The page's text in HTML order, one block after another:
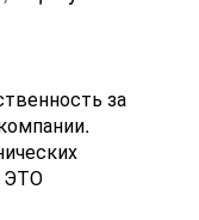
за
ЭТО